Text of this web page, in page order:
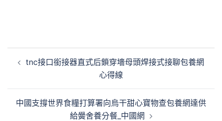
章
tnc接口銜接器直式后鎖穿墻母頭焊接式接聊包養網
心得線
中國支撐世界食糧打算署向烏干甜心寶物查包養網達供
給黌舍養分餐_中國網